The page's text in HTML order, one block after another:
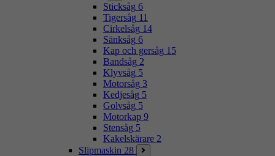
Sticksåg 6
Tigersåg 11
Cirkelsåg 14
Sänksåg 6
Kap och gersåg 15
Bandsåg 2
Klyvsåg 5
Motorsåg 3
Kedjesåg 5
Golvsåg 5
Motorkap 9
Stensåg 5
Kakelskärare 2
Slipmaskin 28